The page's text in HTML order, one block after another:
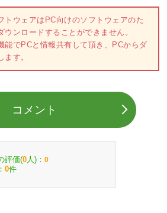
トウェアはPC向けのソフトウェアのた
ンロードすることができません。
能でPCと情報共有して頂き、PCからダ
す。
コメント
評価(0 人)： 0
0件